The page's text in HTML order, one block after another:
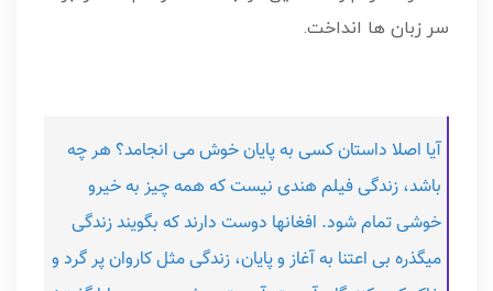
سر زبان ها انداخت.
آیا اصلا داستان کسی به پایان خوش می انجامد؟ هر چه
باشد، زندگی فیلم هندی نیست که همه چیز به خیرو
خوشی تمام شود. افغانها دوست دارند که بگویند زندگی
میگذره بی اعتنا به آغاز و پایان، زندگی مثل کاروان پر گرد و